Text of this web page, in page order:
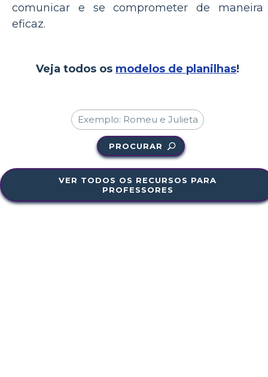
comunicar e se comprometer de maneira
eficaz.
Veja todos os modelos de planilhas!
PROCURAR
VER TODOS OS RECURSOS PARA
PROFESSORES